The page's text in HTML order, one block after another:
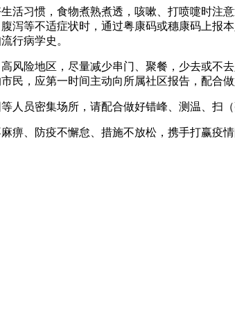
活习惯，食物煮熟煮透，咳嗽、打喷嚏时注
泻等不适症状时，通过粤康码或穗康码上报
流行病学史。
风险地区，尽量减少串门、聚餐，少去或不
民，应第一时间主动向所属社区报告，配
人员密集场所，请配合做好错峰、测温、
麻痹、防疫不懈怠、措施不放松，携手打赢